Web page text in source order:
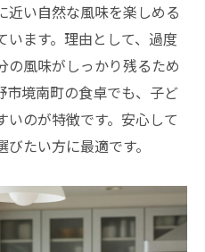
近い自然な風味を楽しめる
ます。理由として、過度
の風味がしっかり残るため
市境南町の食卓でも、子ど
のが特徴です。安心して
たい方に最適です。